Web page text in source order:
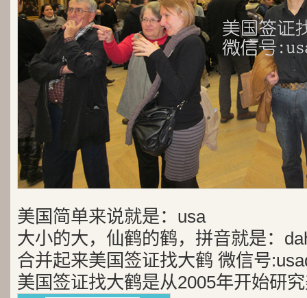
美国简单来说就是：usa
大小的大，仙鹤的鹤，拼音就是：
合并起来美国签证找大鹤 微信号
美国签证找大鹤是从2005年开始研